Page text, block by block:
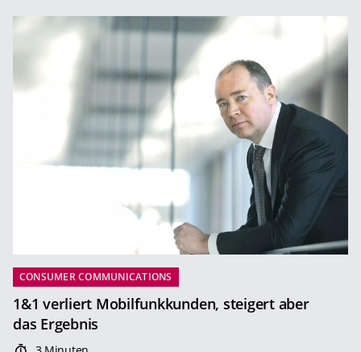
CONSUMER COMMUNICATIONS
1&1 verliert Mobilfunkkunden, steigert aber
das Ergebnis